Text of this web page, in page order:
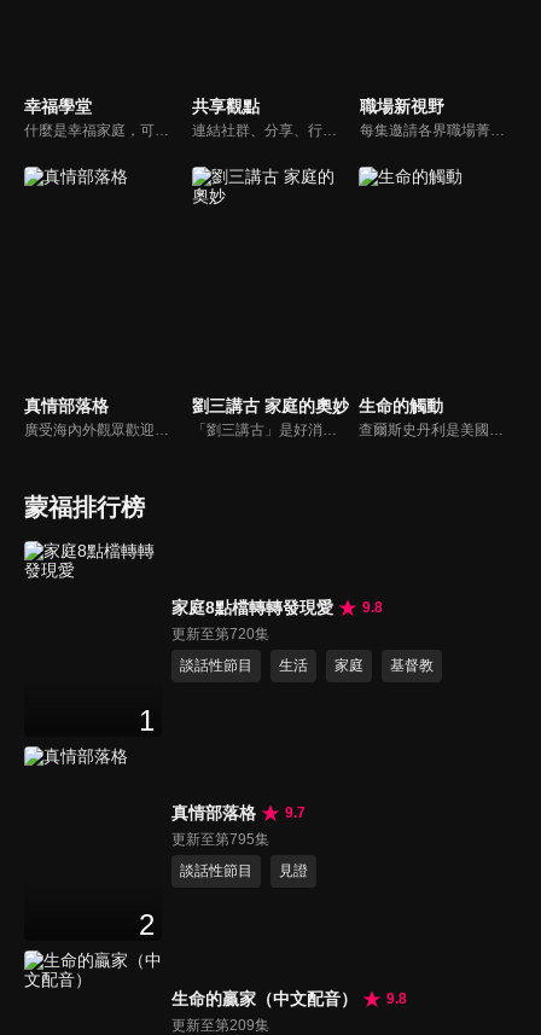
幸福學堂
什麼是幸福家庭，可能很多人會覺得「幸福家庭」是天方夜譚，在這一集當中，簡老師要告訴您，如何跨越婚姻的顛簸之路，建立幸福家庭，且根據他多年輔導經驗，歸類出幸福家庭的特質，讓幸福家庭不是再是虛假的口號，而是能夠真實落實在生活當中。
共享觀點
連結社群、分享、行動的特色，運用講道學的架構，談論包含基要真理、生活話題及神學裝備三大面向主題。身為第六代基督徒，從小在教會中長大的周巽正，與第一代基督徒的廖文華，背景及生活經歷都不同，在節目中以輕鬆對談的方式，貢獻出不同角度的觀點。
職場新視野
每集邀請各界職場菁英分享心路歷程與觀點，喬美倫老師也透過主題性的真理論述，幫助你我走入合神心意的職場文化。
真情部落格
廣受海內外觀眾歡迎的真情部落格，是以見證故事為主軸的訪談節目，由知名主播夏嘉璐主持，莊信德牧師、黃國倫牧師回應，來賓在節目中自在的暢談自己的生命歷程，這些最真實的生命見證也幫助許多人走出低谷。
劉三講古 家庭的奧妙
「劉三講古」是好消息最老牌的節目，除了加入戲劇元素「喳唸伯與長腳姨」外，並蒐集無數史料，找到美好而精彩的基督徒生命故事，好讓福音更輕鬆真實的呈現在觀眾眼前。
生命的觸動
查爾斯史丹利是美國第一浸信會的榮譽牧師，也是In Touch Ministries（生命的觸動）的創始人，更是紐約時報暢銷書作家。
蒙福排行榜
1
家庭8點檔轉轉發現愛
9.8
更新至第720集
談話性節目
生活 家庭 基督教
2
真情部落格
9.7
更新至第795集
談話性節目
見證
生命的贏家（中文配音）
9.8
更新至第209集